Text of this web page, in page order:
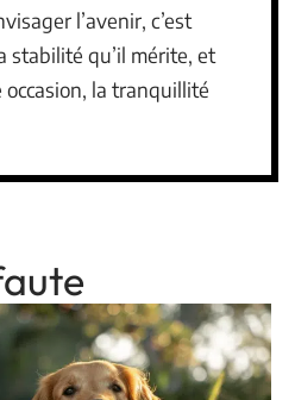
l’avenir, c’est
stabilité qu’il mérite, et
occasion, la tranquillité